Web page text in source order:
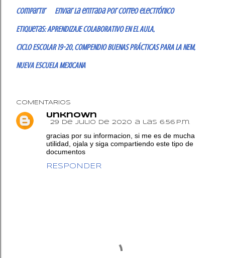
Compartir
Enviar la entrada por correo electrónico
Etiquetas:APRENDIZAJE COLABORATIVO EN EL AULA
CICLO ESCOLAR 19-20 COMPENDIO BUENAS PRÁCTICAS PARA LA NEM
NUEVA ESCUELA MEXICANA
COMENTARIOS
Unknown
29 de julio de 2020 a las 6:56 p.m.
gracias por su informacion, si me es de mucha
utilidad, ojala y siga compartiendo este tipo de
documentos
RESPONDER